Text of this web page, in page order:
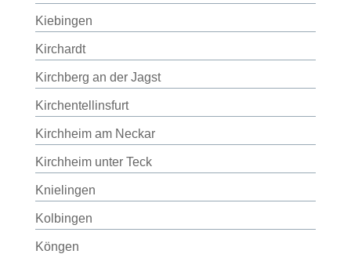
Kiebingen
Kirchardt
Kirchberg an der Jagst
Kirchentellinsfurt
Kirchheim am Neckar
Kirchheim unter Teck
Knielingen
Kolbingen
Köngen